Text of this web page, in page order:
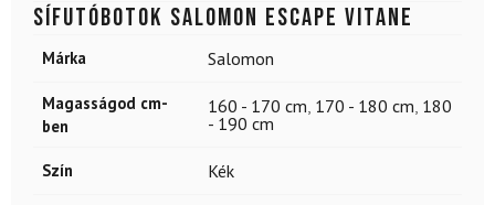
Sífutóbotok SALOMON Escape Vitane
Márka Salomon
Magasságod cm-
ben
160 - 170 cm 170 - 180 cm 180
- 190 cm
Szín Kék